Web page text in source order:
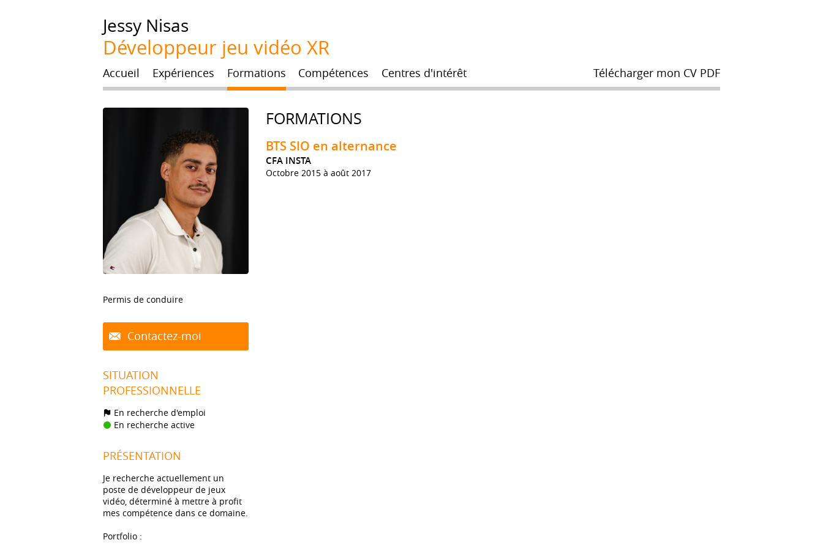
Jessy Nisas
Développeur jeu vidéo XR
Accueil Expériences Formations Compétences Centres d'intérêt Télécharger mon CV PDF
Permis de conduire
Contactez-moi
SITUATION
PROFESSIONNELLE
En recherche d'emploi
En recherche active
PRÉSENTATION
Je recherche actuellement un
poste de développeur de jeux
vidéo, déterminé à mettre à profit
mes compétence dans ce domaine.
Portfolio :
FORMATIONS
BTS SIO en alternance
CFA INSTA
Octobre 2015 à août 2017